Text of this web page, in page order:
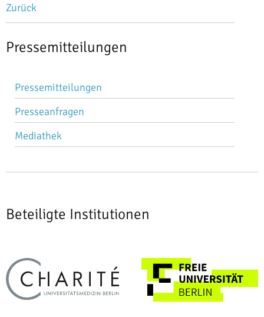
Zurück
Pressemitteilungen
Navigation
überspringen
Pressemitteilungen
Presseanfragen
Mediathek
Beteiligte Institutionen